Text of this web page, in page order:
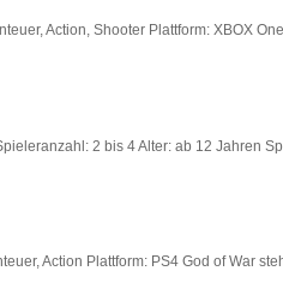
Action, Shooter Plattform: XBOX
2 bis 4 Alter: ab 12 Jahren
Action Plattform: PS4 God of War